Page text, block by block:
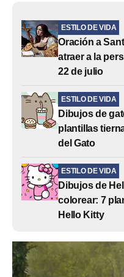
ESTILO DE VIDA
Oración a
atraer a la
22 de julio
ESTILO DE VIDA
Dibujos de
plantillas
del Gato
ESTILO DE VIDA
Dibujos de
colorear: 7
Hello Kitty